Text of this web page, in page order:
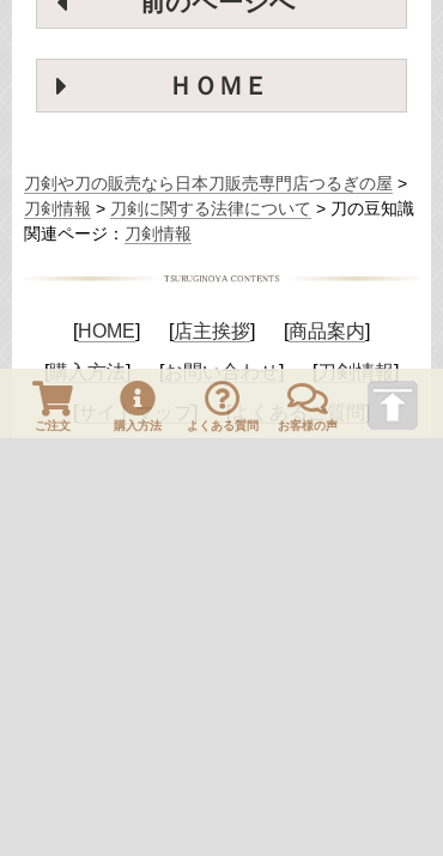
ＨＯＭＥ
刀剣や刀の販売なら日本刀販売専門店つるぎの屋
刀剣情報
刀剣に関する法律について
刀の豆知識
関連ページ： 刀剣情報
HOME 店主挨拶
商品案内
購入方法
お問い合わせ
刀剣情報
サイトマップ
よくあるご質問
ご注文 購入方法 よくある質問 お客様の声